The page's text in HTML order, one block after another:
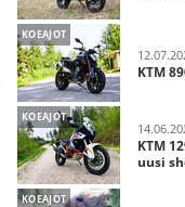
KOEAJOT
KTM
KOEAJOT
KTM
uusi
KOEAJOT